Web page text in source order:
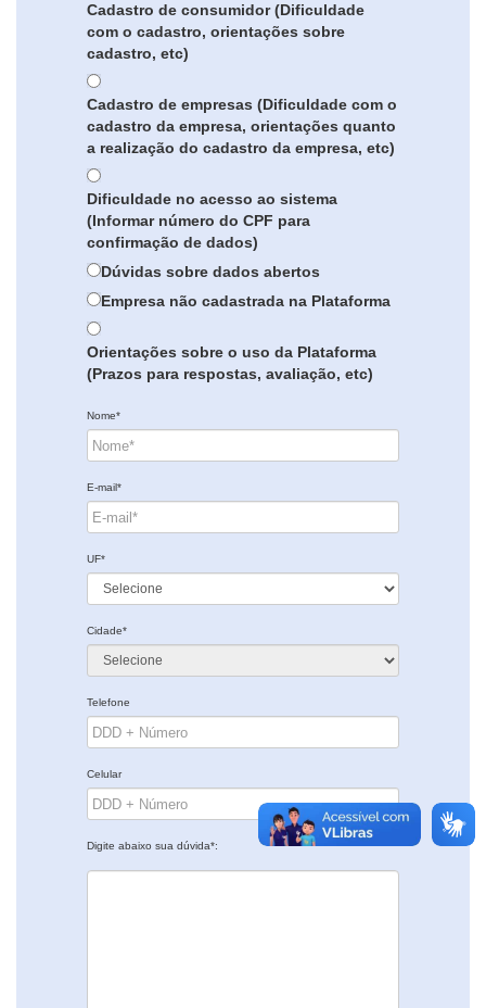
Cadastro de consumidor (Dificuldade
com o cadastro, orientações sobre
cadastro, etc)
Cadastro de empresas (Dificuldade com o
cadastro da empresa, orientações quanto
a realização do cadastro da empresa, etc)
Dificuldade no acesso ao sistema
(Informar número do CPF para
confirmação de dados)
Dúvidas sobre dados abertos
Empresa não cadastrada na Plataforma
Orientações sobre o uso da Plataforma
(Prazos para respostas, avaliação, etc)
Nome*
E-mail*
UF*
Cidade*
Telefone
Celular
Digite abaixo sua dúvida*: